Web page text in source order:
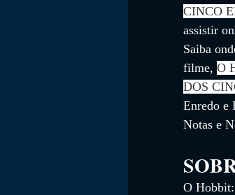
CINCO
assistir
Saiba
filme, O
DOS
Enredo e
Notas e
O